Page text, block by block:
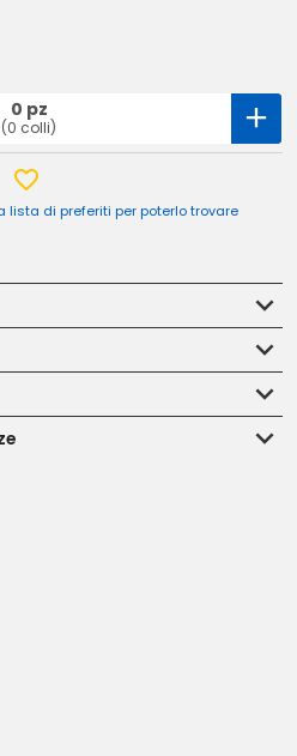
0 pz
(0 colli)
di preferiti per poterlo trovare